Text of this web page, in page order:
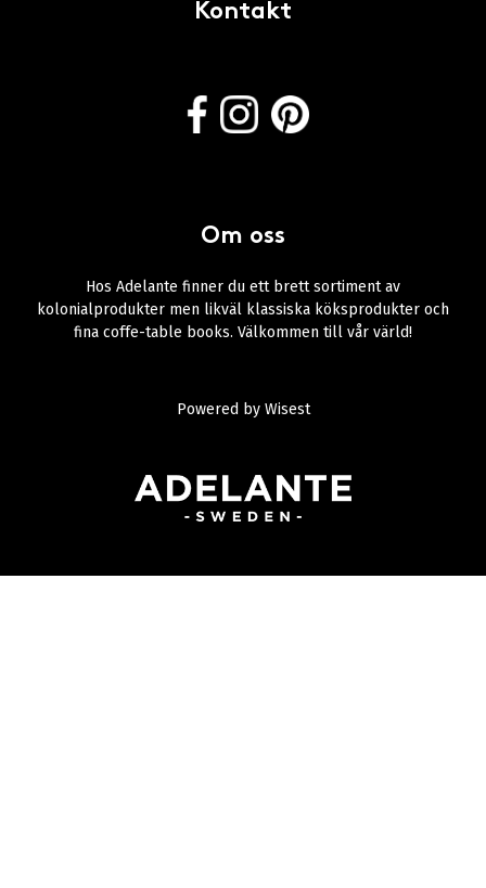
Kontakt
Om oss
Hos Adelante finner du ett brett sortiment av
kolonialprodukter men likväl klassiska köksprodukter och
fina coffe-table books. Välkommen till vår värld!
Powered by Wisest